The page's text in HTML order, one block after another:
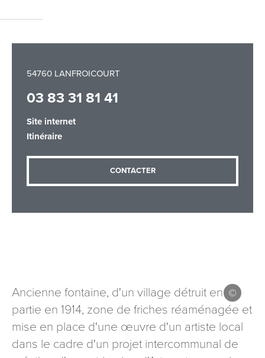
54760 LANFROICOURT
03 83 31 81 41
Site internet
Itinéraire
CONTACTER
Ancienne fontaine, d'un village détruit en
partie en 1914, zone de friches réaménagée et
mise en place d'une œuvre d'un artiste local
dans le cadre d'un projet intercommunal de
Adresse email
Les informations recueillies à partir de ce formulaire sont
nécessaires au traitement de votre demande (sauf
rectification et d’opposition aux données vous concernant,
que vous pouvez exercer en adressant une demande par